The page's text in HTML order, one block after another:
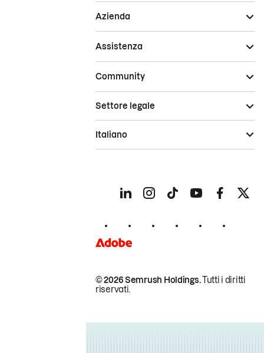
Azienda
Assistenza
Community
© 2026 Semrush Holdings.Tutti i diritti
riservati.
Settore legale
Italiano